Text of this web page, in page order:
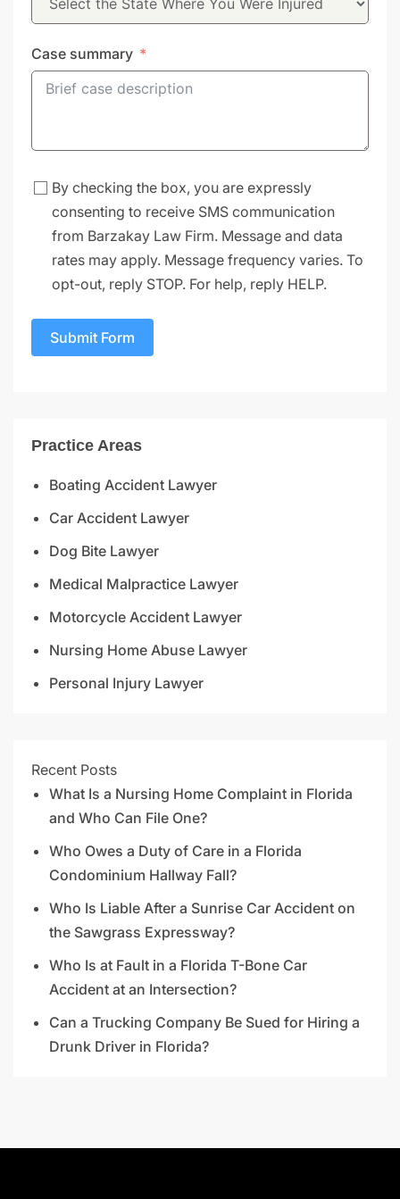
Case summary
By checking the box, you are expressly
consenting to receive SMS communication
from Barzakay Law Firm. Message and data
rates may apply. Message frequency varies. To
opt-out, reply STOP. For help, reply HELP.
Submit Form
Practice Areas
Boating Accident Lawyer
Car Accident Lawyer
Dog Bite Lawyer
Medical Malpractice Lawyer
Motorcycle Accident Lawyer
Nursing Home Abuse Lawyer
Personal Injury Lawyer
Recent Posts
What Is a Nursing Home Complaint in Florida
and Who Can File One?
Who Owes a Duty of Care in a Florida
Condominium Hallway Fall?
Who Is Liable After a Sunrise Car Accident on
the Sawgrass Expressway?
Who Is at Fault in a Florida T-Bone Car
Accident at an Intersection?
Can a Trucking Company Be Sued for Hiring a
Drunk Driver in Florida?